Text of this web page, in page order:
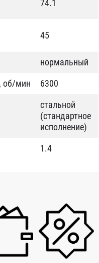
74.1
45
нормальный
об/мин
6300
стальной
(стандартное
исполнение)
1.4